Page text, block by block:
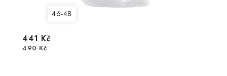
46-48
441 Kč
490 Kč